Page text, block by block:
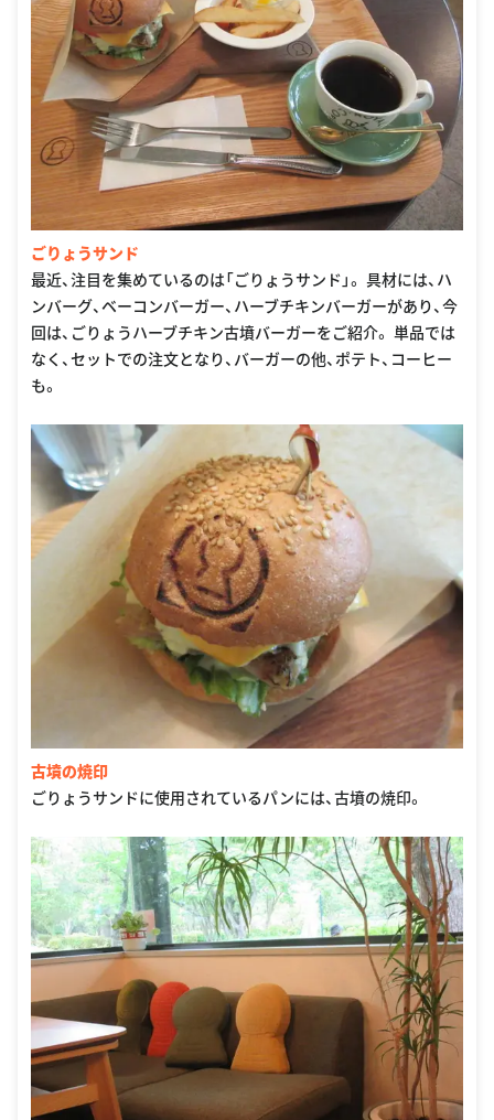
ごりょうサンド
最近、注目を集めているのは「ごりょうサンド」。 具材には、ハ
ンバーグ、ベーコンバーガー、ハーブチキンバーガーがあり、今
回は、ごりょうハーブチキン古墳バーガーをご紹介。 単品では
なく、セットでの注文となり、バーガーの他、ポテト、コーヒー
も。
古墳の焼印
ごりょうサンドに使用されているパンには、古墳の焼印。